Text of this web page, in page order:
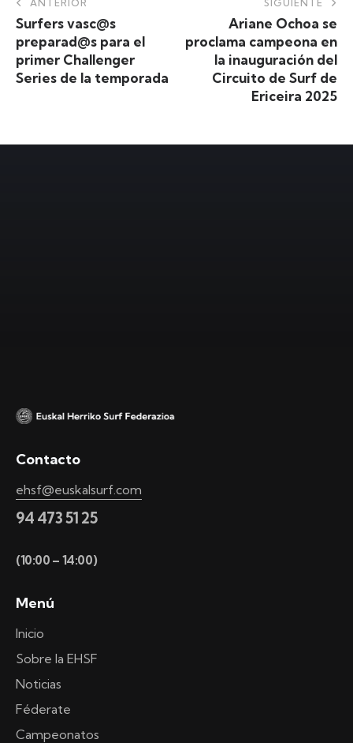
ANTERIOR
Surfers vasc@s
preparad@s para el
primer Challenger
Series de la temporada
SIGUIENTE
Ariane Ochoa se
proclama campeona en
la inauguración del
Circuito de Surf de
Ericeira 2025
Contacto
ehsf@euskalsurf.com
94 473 51 25
(10:00 – 14:00)
Menú
Inicio
Sobre la EHSF
Noticias
Féderate
Campeonatos